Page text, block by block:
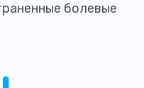
болевые